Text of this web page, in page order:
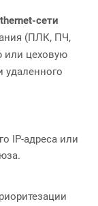
сети
(ПЛК, ПЧ,
или цеховую
IP-адреса или